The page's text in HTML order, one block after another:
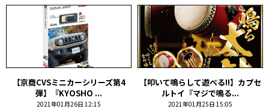
【京商CVSミニカーシリーズ第4
弾】『KYOSHO ...
2021年01月26日 12:15
【叩いて鳴らして遊べる!!】カプセ
ルトイ『マジで鳴る...
2021年01月25日 15:05